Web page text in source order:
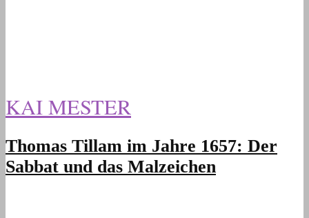
KAI MESTER
Thomas Tillam im Jahre 1657: Der
Sabbat und das Malzeichen